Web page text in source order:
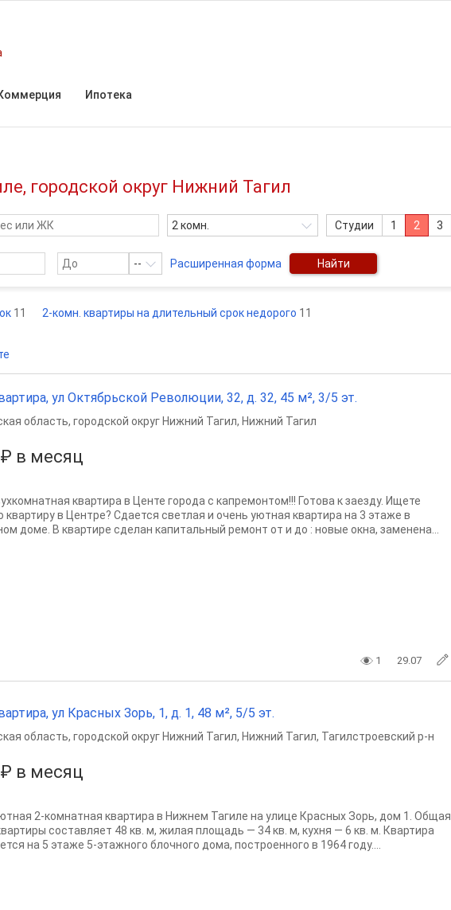
Ипотека
городской округ Нижний Тагил
2 комн. Студии 1 2 3
-- Расширенная форма Найти
11 2-комн. квартиры на длительный срок недорого 11
ул Октябрьской Революции, 32, д. 32, 45 м², 3/5 эт.
в месяц
область, городской округ Нижний Тагил, Нижний Тагил
квартира в Центе города с капремонтом!!! Готова к заезду. Ищете
квартиру в Центре? Сдается светлая и очень уютная квартира на 3 этаже в
доме. В квартире сделан капитальный ремонт от и до : новые окна, заменена...
1 29.07
ул Красных Зорь, 1, д. 1, 48 м², 5/5 эт.
в месяц
область, городской округ Нижний Тагил, Нижний Тагил, Тагилстроевский р-н
2-комнатная квартира в Нижнем Тагиле на улице Красных Зорь, дом 1. Общая
составляет 48 кв. м, жилая площадь — 34 кв. м, кухня — 6 кв. м. Квартира
на 5 этаже 5-этажного блочного дома, построенного в 1964 году....